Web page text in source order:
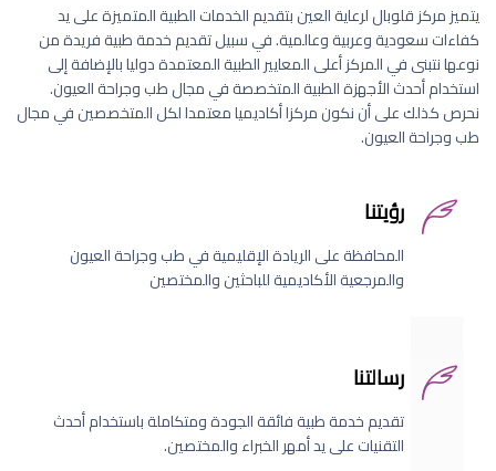
يتميز مركز قلوبال لرعاية العين بتقديم الخدمات الطبية المتميزة على يد
كفاءات سعودية وعربية وعالمية. في سبيل تقديم خدمة طبية فريدة من
نوعها نتبنى في المركز أعلى المعايير الطبية المعتمدة دوليا بالإضافة إلى
استخدام أحدث الأجهزة الطبية المتخصصة في مجال طب وجراحة العيون.
نحرص كذلك على أن نكون مركزا أكاديميا معتمدا لكل المتخصصين في مجال
طب وجراحة العيون.
رؤيتنا
المحافظة على الريادة الإقليمية في طب وجراحة العيون
والمرجعية الأكاديمية للباحثين والمختصين
رسالتنا
تقديم خدمة طبية فائقة الجودة ومتكاملة باستخدام أحدث
التقنيات على يد أمهر الخبراء والمختصين.